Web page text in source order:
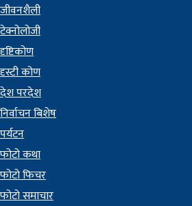
जीवनशैली
टेक्नोलोजी
दृष्टिकोण
दृस्टी कोण
देश परदेश
निर्वाचन बिशेष
पर्यटन
फोटो कथा
फोटो फिचर
फोटो समाचार